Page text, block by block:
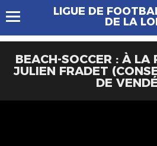
LIGUE DE
DE LA
BEACH-SOCCER : À LA
JULIEN FRADET
DE